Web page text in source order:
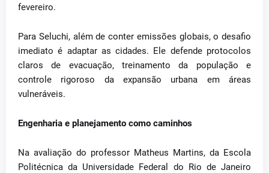
fevereiro.
Para Seluchi, além de conter emissões globais, o desafio
imediato é adaptar as cidades. Ele defende protocolos
claros de evacuação, treinamento da população e
controle rigoroso da expansão urbana em áreas
vulneráveis.
Engenharia e planejamento como caminhos
Na avaliação do professor Matheus Martins, da Escola
Politécnica da Universidade Federal do Rio de Janeiro